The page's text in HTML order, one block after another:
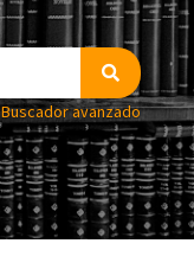
Buscador avanzado